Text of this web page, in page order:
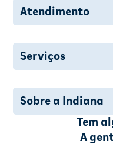
Atendimento
Serviços
Sobre a Indiana
Tem
A